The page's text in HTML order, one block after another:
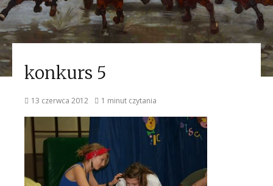
konkurs 5
13 czerwca 2012 1 minut czytania